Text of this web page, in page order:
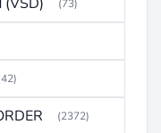
(73)
(2372)